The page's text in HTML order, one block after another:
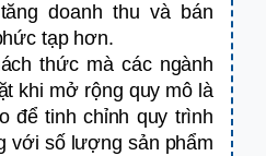
doanh thu và bán
tạp hơn.
thức mà các ngành
khi mở rộng quy mô là
để tinh chỉnh quy trình
với số lượng sản phẩm